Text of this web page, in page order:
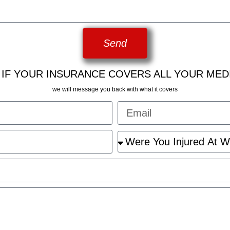
Send
YOUR INSURANCE COVERS ALL YOUR
we will message you back with what it covers